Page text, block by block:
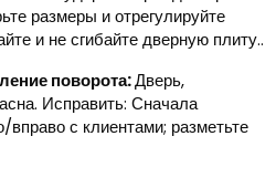
размеры и отрегулируйте
и не сгибайте дверную плиту..
поворота:Дверь,
Исправить: Сначала
вправо с клиентами; разметьте